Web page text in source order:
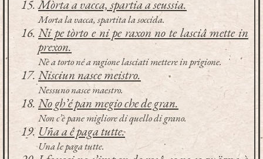
Mòrta a vacca, spartia a seussia.
Morta la vacca, spartita la soccida.
Ni pe tòrto e ni pe raxon no te lasciâ mette in
prexon.
Nè a torto né a ragione lasciati mettere in prigione.
Nisciun nasce meistro.
Nessuno nasce maestro.
No gh’é pan megio che de gran.
Non c’è pane migliore di quello di grano.
Uña a ê paga tutte.
Una le paga tutte.